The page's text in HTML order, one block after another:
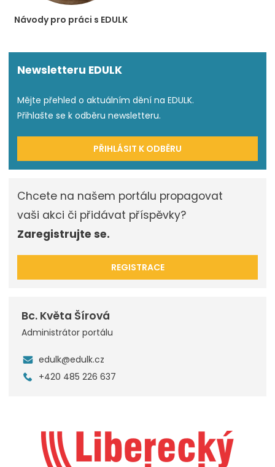
Návody pro práci s EDULK
Newsletteru EDULK
Mějte přehled o aktuálním dění na EDULK.
Přihlašte se k odběru newsletteru.
PŘIHLÁSIT K ODBĚRU
Chcete na našem portálu propagovat
vaši akci či přidávat příspěvky?
Zaregistrujte se.
REGISTRACE
Bc. Květa Šírová
Administrátor portálu
edulk@edulk.cz
+420 485 226 637